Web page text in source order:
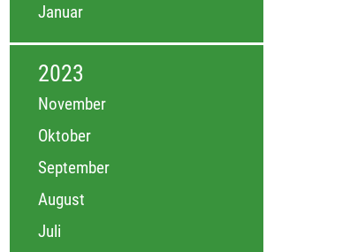
Januar
2023
November
Oktober
September
August
Juli